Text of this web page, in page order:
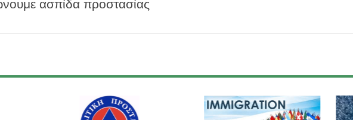
ασπίδα προστασίας